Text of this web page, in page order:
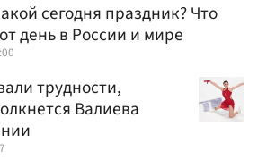
сегодня праздник? Что
день в России и мире
трудности,
Валиева